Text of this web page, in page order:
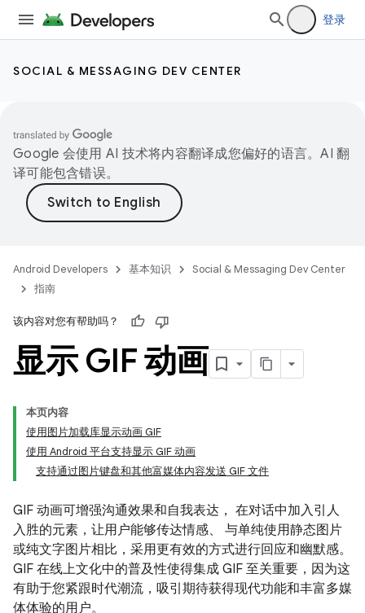
登录
SOCIAL & MESSAGING DEV CENTER
Google 会使用 AI 技术将内容翻译成您偏好的语言。AI 翻
译可能包含错误。
Android Developers 基本知识
Social & Messaging Dev Center
指南
该内容对您有帮助吗？
显示 GIF 动画
本页内容
使用图片加载库显示动画 GIF
使用 Android 平台支持显示 GIF 动画
支持通过图片键盘和其他富媒体内容发送 GIF 文件
GIF 动画可增强沟通效果和自我表达， 在对话中加入引人
入胜的元素，让用户能够传达情感、 与单纯使用静态图片
或纯文字图片相比，采用更有效的方式进行回应和幽默感。
GIF 在线上文化中的普及性使得集成 GIF 至关重要，因为这
有助于您紧跟时代潮流，吸引期待获得现代功能和丰富多媒
体体验的用户。